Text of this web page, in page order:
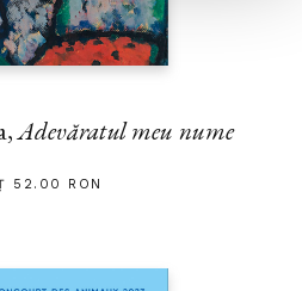
Adevăratul meu nume
52.00 RON